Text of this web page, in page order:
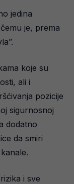
jedina
je, prema
koje su
ali i
pozicije
sigurnosnoj
dodatno
da smiri
i sve